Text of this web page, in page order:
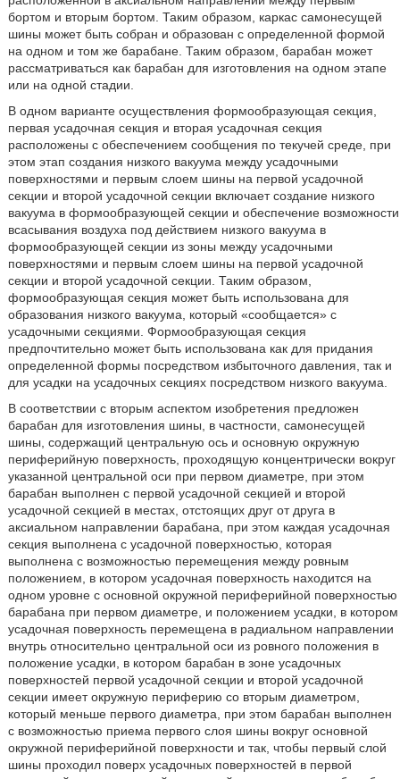
бортом и вторым бортом. Таким образом, каркас самонесущей
шины может быть собран и образован с определенной формой
на одном и том же барабане. Таким образом, барабан может
рассматриваться как барабан для изготовления на одном этапе
или на одной стадии.
В одном варианте осуществления формообразующая секция,
первая усадочная секция и вторая усадочная секция
расположены с обеспечением сообщения по текучей среде, при
этом этап создания низкого вакуума между усадочными
поверхностями и первым слоем шины на первой усадочной
секции и второй усадочной секции включает создание низкого
вакуума в формообразующей секции и обеспечение возможности
всасывания воздуха под действием низкого вакуума в
формообразующей секции из зоны между усадочными
поверхностями и первым слоем шины на первой усадочной
секции и второй усадочной секции. Таким образом,
формообразующая секция может быть использована для
образования низкого вакуума, который «сообщается» с
усадочными секциями. Формообразующая секция
предпочтительно может быть использована как для придания
определенной формы посредством избыточного давления, так и
для усадки на усадочных секциях посредством низкого вакуума.
В соответствии с вторым аспектом изобретения предложен
барабан для изготовления шины, в частности, самонесущей
шины, содержащий центральную ось и основную окружную
периферийную поверхность, проходящую концентрически вокруг
указанной центральной оси при первом диаметре, при этом
барабан выполнен с первой усадочной секцией и второй
усадочной секцией в местах, отстоящих друг от друга в
аксиальном направлении барабана, при этом каждая усадочная
секция выполнена с усадочной поверхностью, которая
выполнена с возможностью перемещения между ровным
положением, в котором усадочная поверхность находится на
одном уровне с основной окружной периферийной поверхностью
барабана при первом диаметре, и положением усадки, в котором
усадочная поверхность перемещена в радиальном направлении
внутрь относительно центральной оси из ровного положения в
положение усадки, в котором барабан в зоне усадочных
поверхностей первой усадочной секции и второй усадочной
секции имеет окружную периферию со вторым диаметром,
который меньше первого диаметра, при этом барабан выполнен
с возможностью приема первого слоя шины вокруг основной
окружной периферийной поверхности и так, чтобы первый слой
шины проходил поверх усадочных поверхностей в первой